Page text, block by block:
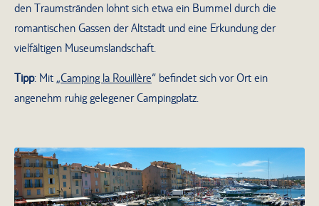
den Traumstränden lohnt sich etwa ein Bummel durch die
romantischen Gassen der Altstadt und eine Erkundung der
vielfältigen Museumslandschaft.
Tipp: Mit „Camping la Rouillère“ befindet sich vor Ort ein
angenehm ruhig gelegener Campingplatz.
Der Hafen von Saint Tropez